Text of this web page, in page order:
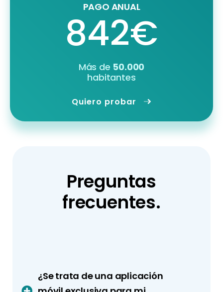
PAGO ANUAL
842€
Más de 50.000
habitantes
Quiero probar
Preguntas
frecuentes.
¿Se trata de una aplicación